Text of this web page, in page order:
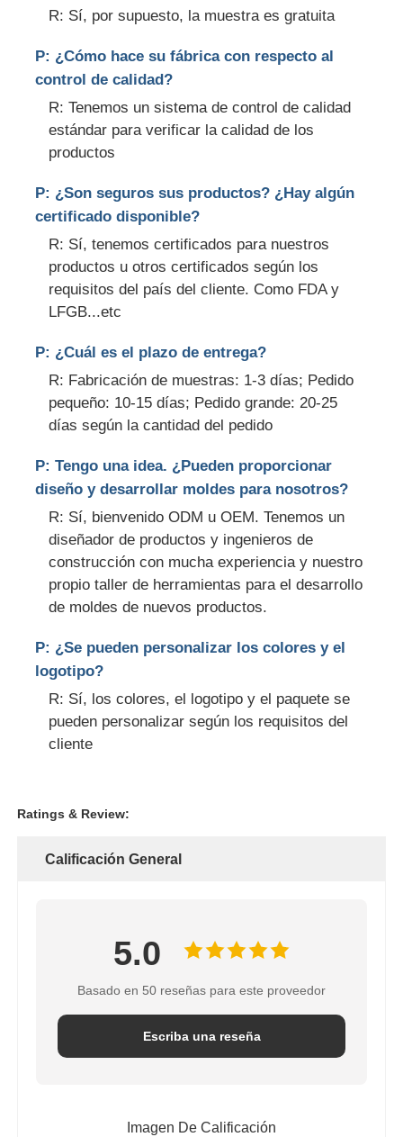
R: Sí, por supuesto, la muestra es gratuita
P: ¿Cómo hace su fábrica con respecto al
control de calidad?
R: Tenemos un sistema de control de calidad
estándar para verificar la calidad de los
productos
P: ¿Son seguros sus productos? ¿Hay algún
certificado disponible?
R: Sí, tenemos certificados para nuestros
productos u otros certificados según los
requisitos del país del cliente. Como FDA y
LFGB...etc
P: ¿Cuál es el plazo de entrega?
R: Fabricación de muestras: 1-3 días; Pedido
pequeño: 10-15 días; Pedido grande: 20-25
días según la cantidad del pedido
P: Tengo una idea. ¿Pueden proporcionar
diseño y desarrollar moldes para nosotros?
R: Sí, bienvenido ODM u OEM. Tenemos un
diseñador de productos y ingenieros de
construcción con mucha experiencia y nuestro
propio taller de herramientas para el desarrollo
de moldes de nuevos productos.
P: ¿Se pueden personalizar los colores y el
logotipo?
R: Sí, los colores, el logotipo y el paquete se
pueden personalizar según los requisitos del
cliente
Ratings & Review:
Calificación General
5.0
Basado en 50 reseñas para este proveedor
Escriba una reseña
Imagen De Calificación